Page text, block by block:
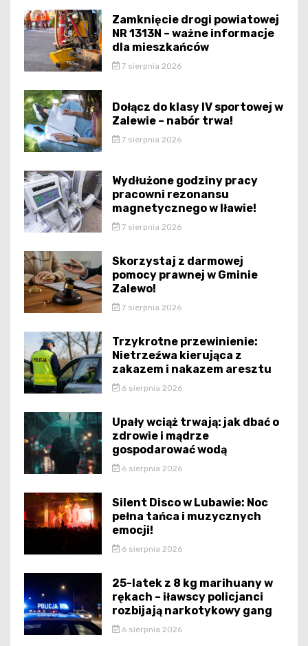
Zamknięcie drogi powiatowej
NR 1313N – ważne informacje
dla mieszkańców
7 sierpnia 2026
Dołącz do klasy IV sportowej w
Zalewie – nabór trwa!
7 sierpnia 2026
Wydłużone godziny pracy
pracowni rezonansu
magnetycznego w Iławie!
7 sierpnia 2026
Skorzystaj z darmowej
pomocy prawnej w Gminie
Zalewo!
7 sierpnia 2026
Trzykrotne przewinienie:
Nietrzeźwa kierująca z
zakazem i nakazem aresztu
6 sierpnia 2026
Upały wciąż trwają: jak dbać o
zdrowie i mądrze
gospodarować wodą
6 sierpnia 2026
Silent Disco w Lubawie: Noc
pełna tańca i muzycznych
emocji!
6 sierpnia 2026
25-latek z 8 kg marihuany w
rękach – iławscy policjanci
rozbijają narkotykowy gang
6 sierpnia 2026